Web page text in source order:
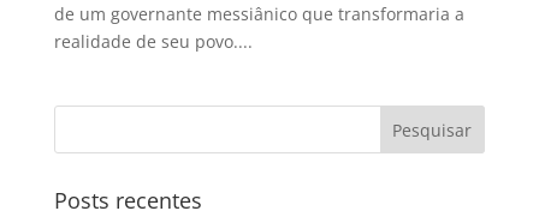
de um governante messiânico que transformaria a
realidade de seu povo....
Posts recentes